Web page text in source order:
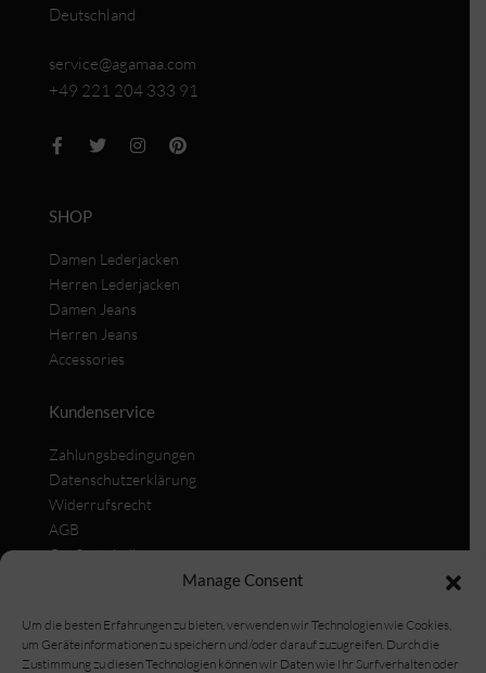
Manage Consent
Um die besten Erfahrungen zu bieten, verwenden wir Technologien wie Cookies,
um Geräteinformationen zu speichern und/oder darauf zuzugreifen. Durch die
Zustimmung zu diesen Technologien können wir Daten wie Ihr Surfverhalten oder
Deutschland
service@agamaa.com
+49 221 204 333 91
SHOP
Damen Lederjacken
Herren Lederjacken
Damen Jeans
Herren Jeans
Accessories
Kundenservice
Zahlungsbedingungen
Datenschutzerklärung
Widerrufsrecht
AGB
Größentabellen
INFORMATIONEN